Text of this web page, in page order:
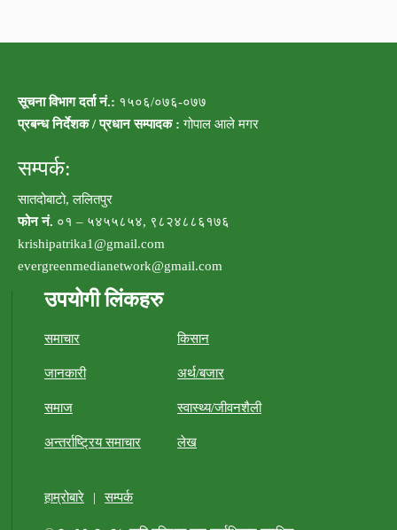
सूचना विभाग दर्ता नं.: १५०६/०७६-०७७
प्रबन्ध निर्देशक / प्रधान सम्पादक : गोपाल आले मगर
सम्पर्क:
सातदोबाटो, ललितपुर
फोन नं. ०१ – ५४५५८५४, ९८२४८८६१७६
krishipatrika1@gmail.com
evergreenmedianetwork@gmail.com
उपयोगी लिंकहरु
समाचार किसान
जानकारी अर्थ/बजार
समाज स्वास्थ्य/जीवनशैली
अन्तर्राष्ट्रिय समाचार लेख
हाम्रोबारे | सम्पर्क